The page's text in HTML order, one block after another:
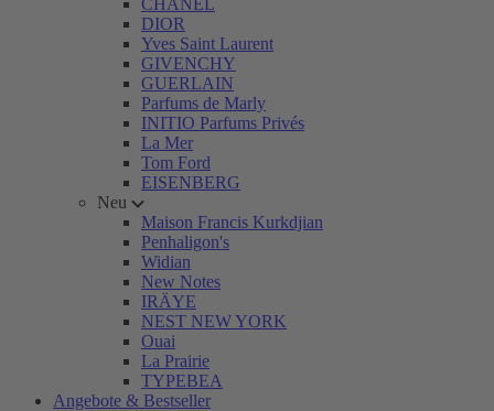
CHANEL
DIOR
Yves Saint Laurent
GIVENCHY
GUERLAIN
Parfums de Marly
INITIO Parfums Privés
La Mer
Tom Ford
EISENBERG
Neu
Maison Francis Kurkdjian
Penhaligon's
Widian
New Notes
IRÄYE
NEST NEW YORK
Ouai
La Prairie
TYPEBEA
Angebote & Bestseller